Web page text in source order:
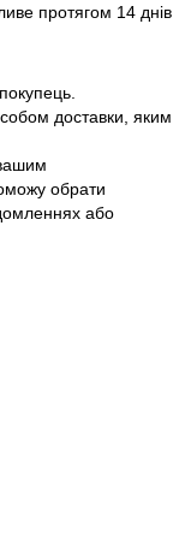
протягом 14 днів
доставки, яким
обрати
або